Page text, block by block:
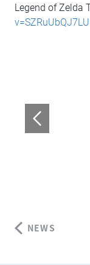
Legend of Zelda
v=SZRuUbQJ7LU
NEWS